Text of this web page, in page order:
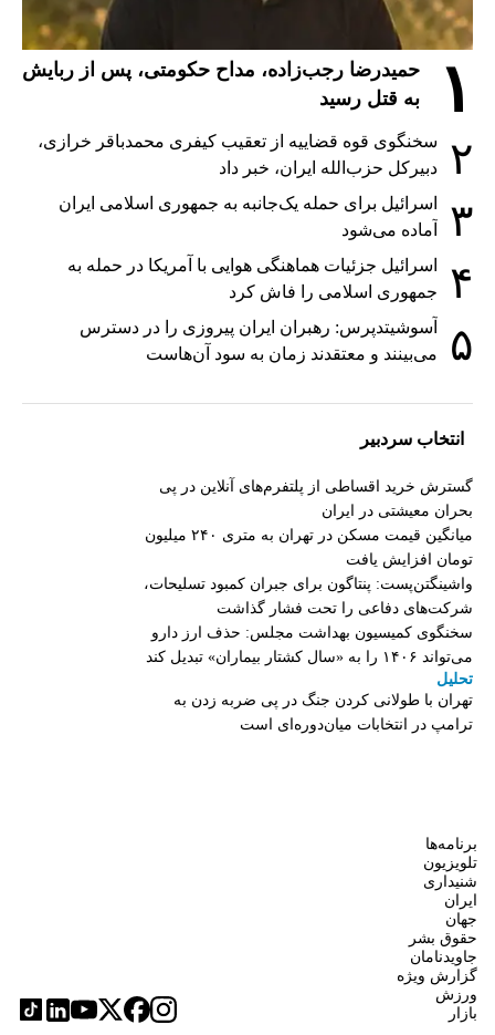
۱
حمیدرضا رجب‌زاده، مداح حکومتی، پس از ربایش
به قتل رسید
۲
سخنگوی قوه قضاییه از تعقیب کیفری محمدباقر خرازی،
دبیر‌کل حزب‌الله ایران، خبر داد
۳
اسرائیل برای حمله یک‌جانبه به جمهوری اسلامی ایران
آماده می‌شود
۴
اسرائیل جزئیات هماهنگی هوایی با آمریکا در حمله به
جمهوری اسلامی را فاش کرد
۵
آسوشیتدپرس: رهبران ایران پیروزی را در دسترس
می‌بینند و معتقدند زمان به سود آن‌هاست
انتخاب سردبیر
گسترش خرید اقساطی از پلتفرم‌های آنلاین در پی
بحران معیشتی در ایران
میانگین قیمت مسکن در تهران به متری ۲۴۰ میلیون
تومان افزایش یافت
واشینگتن‌پست: پنتاگون برای جبران کمبود تسلیحات،
شرکت‌های دفاعی را تحت فشار گذاشت
سخنگوی کمیسیون بهداشت مجلس: حذف ارز دارو
می‌تواند ۱۴۰۶ را به «سال کشتار بیماران» تبدیل کند
تحلیل
تهران با طولانی کردن جنگ در پی ضربه زدن به
ترامپ در انتخابات میان‌دوره‌ای است
برنامه‌ها
تلویزیون
شنیداری
ایران
جهان
حقوق بشر
جاویدنامان
گزارش ویژه
ورزش
بازار